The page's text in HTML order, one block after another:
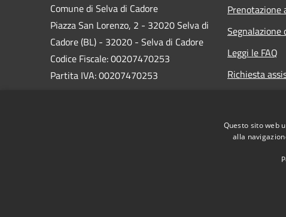
Comune di Selva di Cadore
Piazza San Lorenzo, 2 - 32020 Selva di
Cadore (BL) - 32020 - Selva di Cadore
Codice Fiscale: 00207470253
Partita IVA: 00207470253
Prenotazione
Segnalazione
Leggi le FAQ
Richiesta
Questo sito web
alla